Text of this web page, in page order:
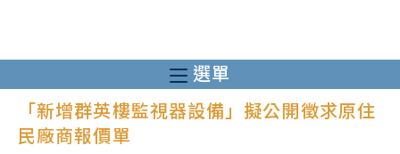
至
主
選單
「新增群英樓監視器設備」擬公開徵求原住
民廠商報價單